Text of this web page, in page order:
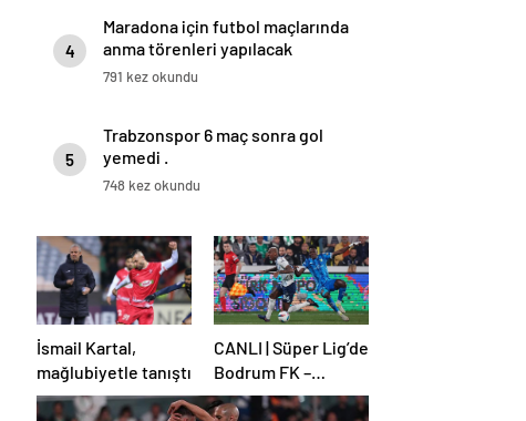
4
Maradona için futbol maçlarında
anma törenleri yapılacak
791 kez okundu
5
Trabzonspor 6 maç sonra gol
yemedi .
748 kez okundu
İsmail Kartal,
mağlubiyetle tanıştı
CANLI | Süper Lig’de
Bodrum FK –
Fenerbahçe maçı!